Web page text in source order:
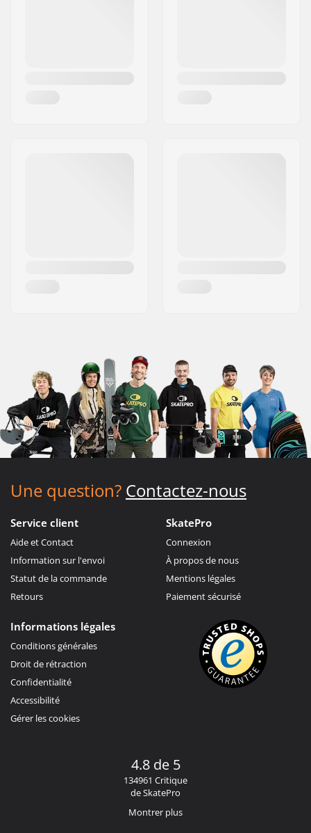
Une question? Contactez-nous
Service client
Aide et Contact
Information sur l'envoi
Statut de la commande
Retours
SkatePro
Connexion
À propos de nous
Mentions légales
Paiement sécurisé
Informations légales
Conditions générales
Droit de rétraction
Confidentialité
Accessibilité
Gérer les cookies
4.8 de 5
134961 Critique
de SkatePro
Montrer plus